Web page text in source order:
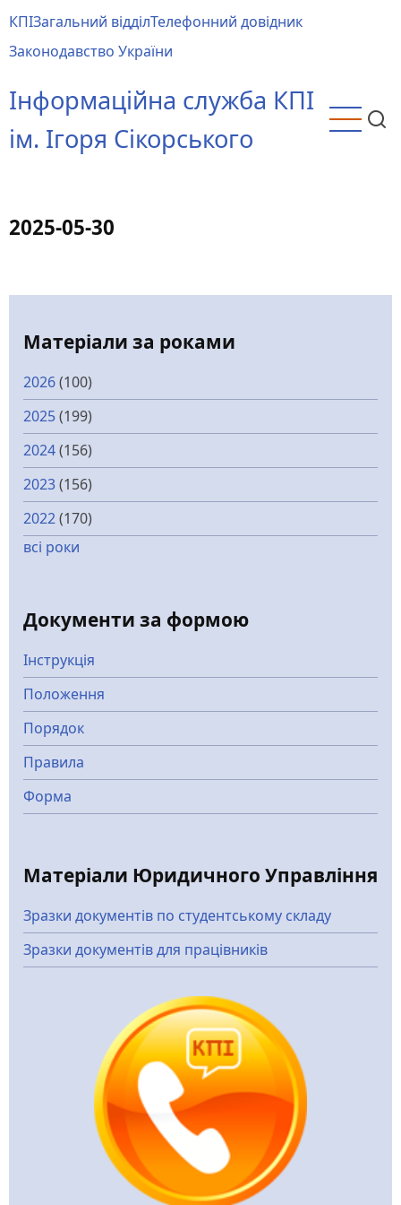
до
основного
КПІЗагальний відділТелефонний довідник
Законодавство України
Інформаційна служба КПІ
ім. Ігоря Сікорського
2025-05-30
Матеріали за роками
2026(100)
2025(199)
2024(156)
2023(156)
2022(170)
всі роки
Документи за формою
Інструкція
Положення
Порядок
Правила
Форма
Матеріали Юридичного Управління
Зразки документів по студентському складу
Зразки документів для працівників